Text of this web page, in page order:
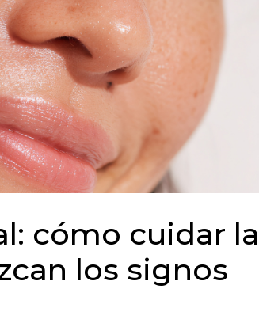
cómo cuidar la
los signos